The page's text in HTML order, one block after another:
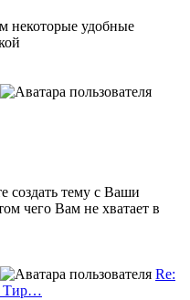
некоторые удобные
создать тему с Ваши
чего Вам не хватает в
Re:
Тир…